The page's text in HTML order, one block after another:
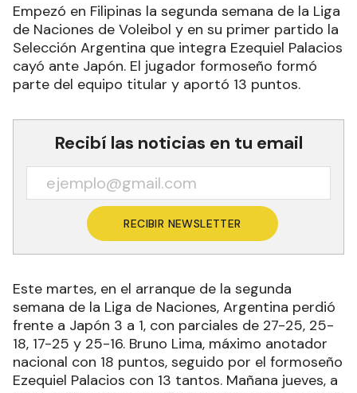
Empezó en Filipinas la segunda semana de la Liga
de Naciones de Voleibol y en su primer partido la
Selección Argentina que integra Ezequiel Palacios
cayó ante Japón. El jugador formoseño formó
parte del equipo titular y aportó 13 puntos.
Recibí las noticias en tu email
RECIBIR NEWSLETTER
Este martes, en el arranque de la segunda
semana de la Liga de Naciones, Argentina perdió
frente a Japón 3 a 1, con parciales de 27-25, 25-
18, 17-25 y 25-16. Bruno Lima, máximo anotador
nacional con 18 puntos, seguido por el formoseño
Ezequiel Palacios con 13 tantos. Mañana jueves, a